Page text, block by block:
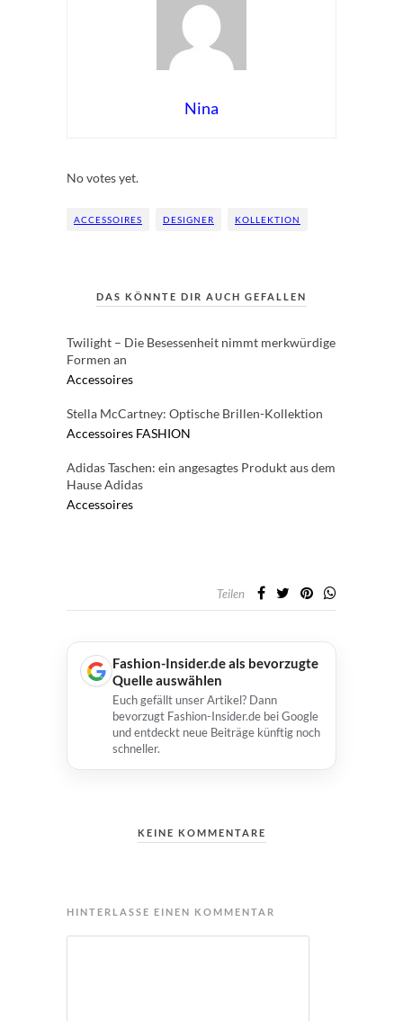
Nina
No votes yet.
ACCESSOIRES DESIGNER KOLLEKTION
DAS KÖNNTE DIR AUCH GEFALLEN
Twilight – Die Besessenheit nimmt merkwürdige
Formen an
Accessoires
Stella McCartney: Optische Brillen-Kollektion
Accessoires FASHION
Adidas Taschen: ein angesagtes Produkt aus dem
Hause Adidas
Accessoires
Teilen
Fashion-Insider.de als bevorzugte
Quelle auswählen
Euch gefällt unser Artikel? Dann
bevorzugt Fashion-Insider.de bei Google
und entdeckt neue Beiträge künftig noch
schneller.
KEINE KOMMENTARE
HINTERLASSE EINEN KOMMENTAR